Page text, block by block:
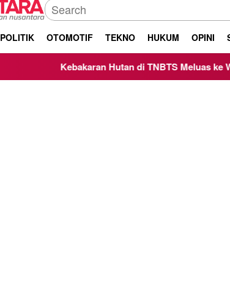
POLITIK OTOMOTIF TEKNO HUKUM OPINI
Kebakaran Hutan di TNBTS Meluas ke Wilayah